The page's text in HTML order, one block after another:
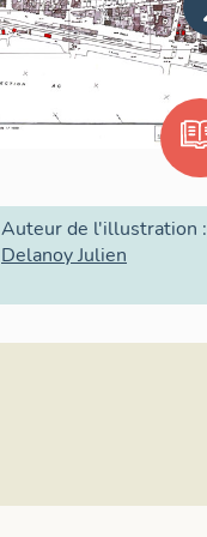
Auteur de l'illustration :
Delanoy Julien